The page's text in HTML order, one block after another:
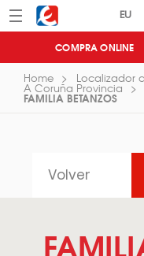
Menú Eroski
COMPRA ONLINE
Home Localizador
A Coruña Provincia
FAMILIA BETANZOS
Volver